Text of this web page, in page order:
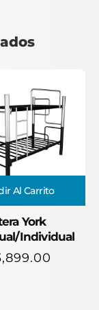
Al Carrito
York
Individual